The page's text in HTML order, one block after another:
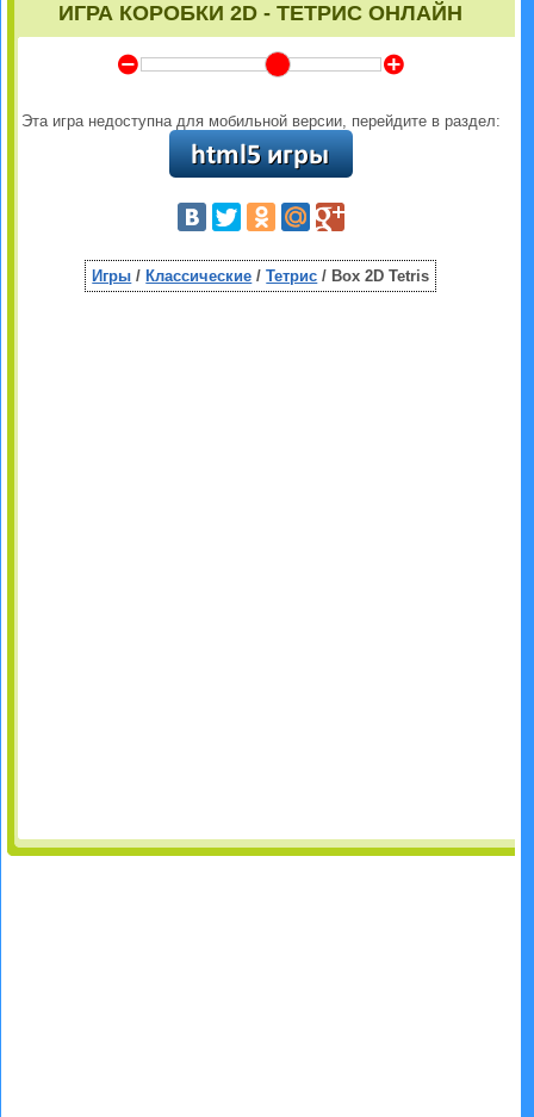
ИГРА КОРОБКИ 2D - ТЕТРИС ОНЛАЙН
Y Z
Эта игра недоступна для мобильной версии, перейдите в раздел:
Игры / Классические /Тетрис / Box 2D Tetris